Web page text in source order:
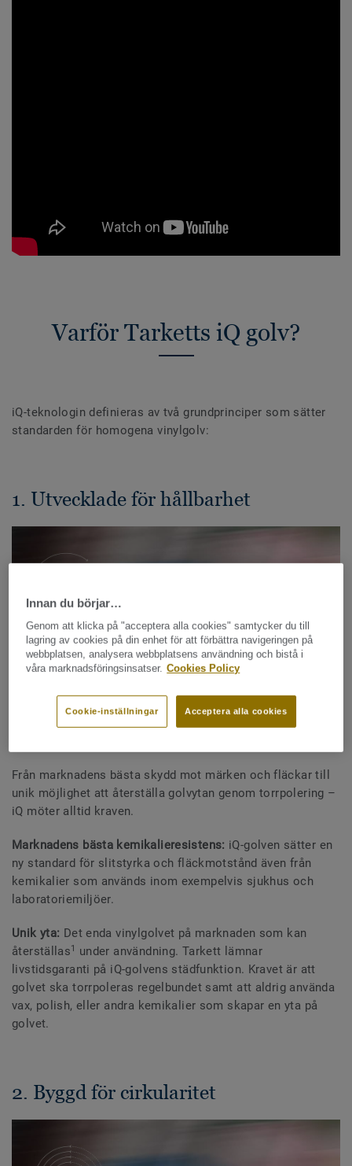
Varför Tarketts iQ golv?
iQ-teknologin definieras av två grundprinciper som sätter
standarden för homogena vinylgolv:
1. Utvecklade för hållbarhet
Från marknadens bästa skydd mot märken och fläckar till
unik möjlighet att återställa golvytan genom torrpolering –
iQ möter alltid kraven.
Marknadens bästa kemikalieresistens: iQ-golven sätter en
ny standard för slitstyrka och fläckmotstånd även från
kemikalier som används inom exempelvis sjukhus och
laboratoriemiljöer.
Unik yta: Det enda vinylgolvet på marknaden som kan
återställas1
under användning. Tarkett lämnar
livstidsgaranti på iQ-golvens städfunktion. Kravet är att
golvet ska torrpoleras regelbundet samt att aldrig använda
vax, polish, eller andra kemikalier som skapar en yta på
golvet.
2. Byggd för cirkularitet
Innan du börjar…
Genom att klicka på "acceptera alla cookies" samtycker du till
lagring av cookies på din enhet för att förbättra navigeringen på
webbplatsen, analysera webbplatsens användning och bistå i
våra marknadsföringsinsatser. Cookies Policy
Acceptera alla cookies
Cookie-inställningar